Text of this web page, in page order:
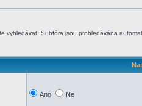
vyhledávat. Subfóra jsou prohledávána
Ano Ne